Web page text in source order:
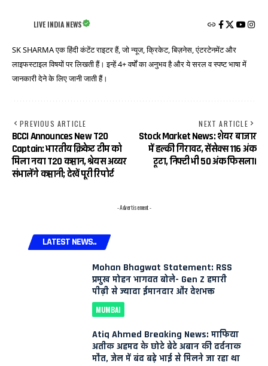
LIVE INDIA NEWS
SK SHARMA एक हिंदी कंटेंट राइटर हैं, जो न्यूज, क्रिकेट, बिज़नेस, एंटरटेनमेंट और
लाइफस्टाइल विषयों पर लिखती हैं। इन्हें 4+ वर्षों का अनुभव है और ये सरल व स्पष्ट भाषा में
जानकारी देने के लिए जानी जाती हैं।
PREVIOUS ARTICLE
BCCI Announces New T20
Captain: भारतीय क्रिकेट टीम को
मिला नया T20 कप्तान, श्रेयस अय्यर
संभालेंगे कप्तानी; देखें पूरी रिपोर्ट
NEXT ARTICLE
Stock Market News: शेयर बाजार
में हल्की गिरावट, सेंसेक्स 116 अंक
टूटा, निफ्टी भी 50 अंक फिसला।
- Advertisement -
LATEST NEWS..
Mohan Bhagwat Statement: RSS
प्रमुख मोहन भागवत बोले- Gen Z हमारी
पीढ़ी से ज्यादा ईमानदार और देशभक्त
MUMBAI
Atiq Ahmed Breaking News: माफिया
अतीक अहमद के छोटे बेटे अबान की दर्दनाक
मौत, जेल में बंद बड़े भाई से मिलने जा रहा था